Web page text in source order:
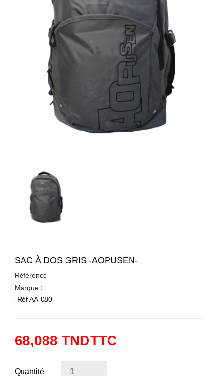
SAC À DOS GRIS -AOPUSEN-
Référence
Marque :
-Réf AA-080
68,088 TNDTTC
Quantité